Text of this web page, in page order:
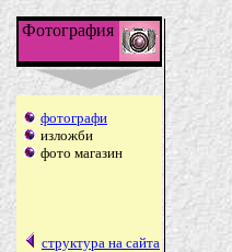
Фотография
фотографи
изложби
фото магазин
структура на сайта